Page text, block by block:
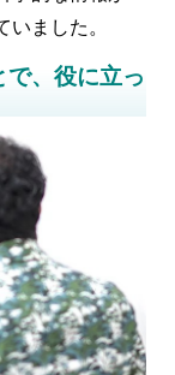
ました。
、役に立っ